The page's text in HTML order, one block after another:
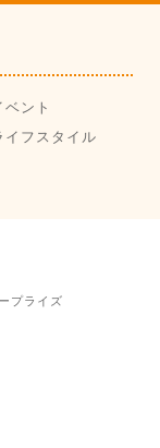
ベント
イフスタイル
プライズ